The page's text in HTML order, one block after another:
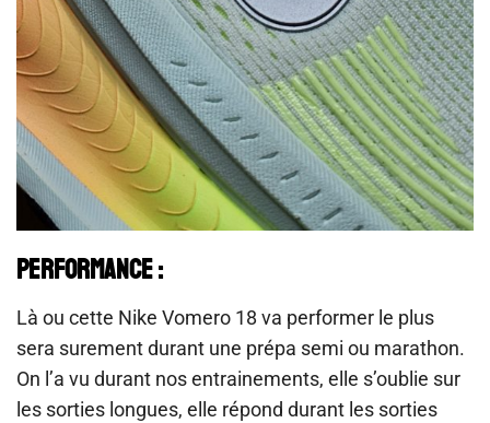
PERFORMANCE :
Là ou cette Nike Vomero 18 va performer le plus
sera surement durant une prépa semi ou marathon.
On l’a vu durant nos entrainements, elle s’oublie sur
les sorties longues, elle répond durant les sorties